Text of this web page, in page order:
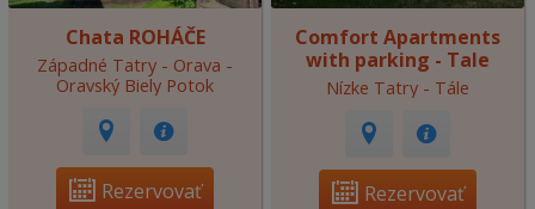
Chata ROHÁČE
Západné Tatry - Orava -
Oravský Biely Potok
Rezervovať
Comfort Apartments
with parking - Tale
Nízke Tatry - Tále
Rezervovať